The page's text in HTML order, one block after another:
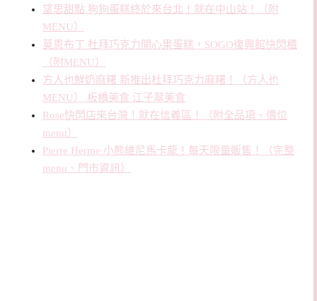
望思甜點 狗狗蛋糕終於來台北！就在中山站！（附
MENU）
莫恩布丁 杜拜巧克力開心果蛋糕，SOGO復興館快閃櫃
（附MENU）
方人也鮮奶麻糬 新推出杜拜巧克力麻糬！（方人也
MENU） 板橋美食 江子翠美食
Rose快閃店來台灣！就在信義區！（附全品項、價位
menu）
Pierre Herme 小熊維尼馬卡龍！每天限量販售！（完整
menu、門市資訊）